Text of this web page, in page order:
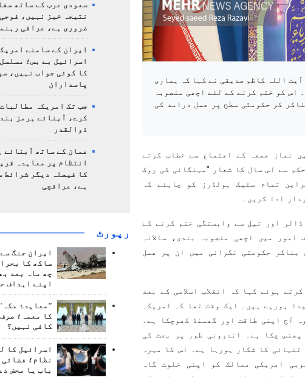
اللہ کاظم صدیقی نے کہا کہ ہماری
اس کو ختم کرنے کے لئے اچھی منصوبہ
کر حکومتی سطح پر عمل درامد کی
نماز جمعہ کے اجتماع سے خطاب کرتے
سے اس سال کا شعار "مہنگائی کی روک
تمام سٹیک ہولڈرز کو چاہئے کہ
ادا کریں۔
اور تیل سے وابستگی ختم کرنے کے
میں اچھی منصوبہ بندی، سالانہ
حکومتی نگرانی میں ان پر عمل
ہوئے کہا کہ انقلاب اسلامی کے بعد
ہورہے ہیں۔ ایک وقت تھا کہ امریکہ
آج اپنی طاقت اور گھمنڈ کھوچکا ہے۔
چکا ہے۔ اندرونی طور پر بجٹ کی
کا شکار ہورہا ہے۔ اس کا مہرہ
امریکی ممالک کو اپنی خلوت گاہ
سعودی عرب کے ساتھ
نتیجہ خیز نہیں،
ضروری ہے، عراقی
ایران کے سامنے
اسرائیل بے بس؛
کا کوئی جواب نہیں،
پاسداران
جب تک امریکہ
کرے، آبنائے ہرمز
ذوالقدر
عمان کے ساتھ آبنائے
انتظام پر معاہدہ
کا فیصلہ دیگر شرائط
ہے، عراقچی
رپورٹ
ایران جنگ
ساکھ کا
چھ ماہ بعد
اپنے اہداف
"معاہدۂ
کا معمہ؛
کافی نہیں؟
اسرائیل کا
نظام؛ فضائی
باب یا محض